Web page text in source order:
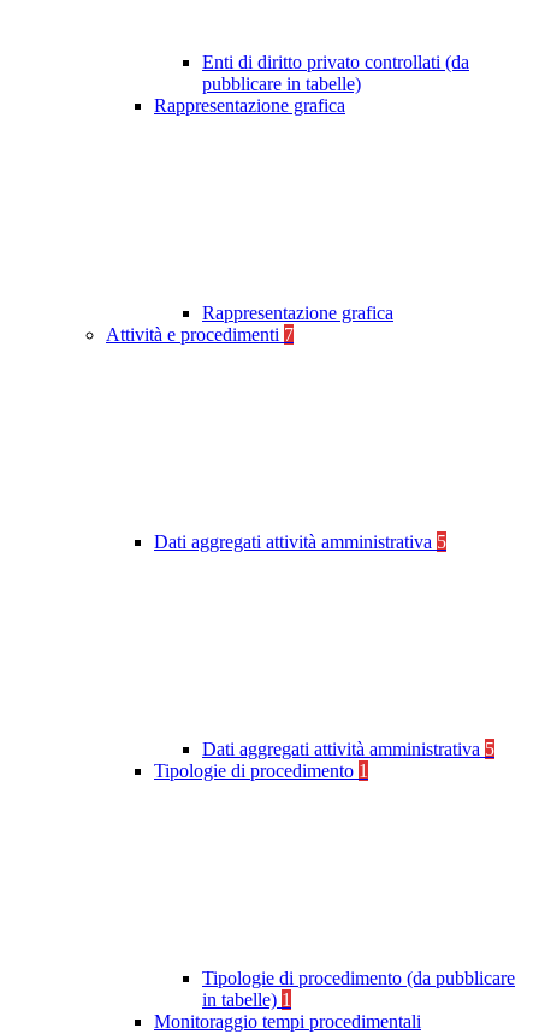
Enti di diritto privato controllati (da
pubblicare in tabelle)
Rappresentazione grafica
Rappresentazione grafica
Attività e procedimenti 7
Dati aggregati attività amministrativa 5
Dati aggregati attività amministrativa 5
Tipologie di procedimento 1
Tipologie di procedimento (da pubblicare
in tabelle) 1
Monitoraggio tempi procedimentali